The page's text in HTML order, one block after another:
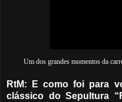
Um dos grandes momentos da
RtM: E como foi para
clássico do Sepultura